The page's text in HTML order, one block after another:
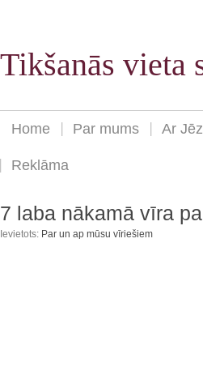
Tikšanās vieta
Home Par mums Ar
Reklāma
7 laba nākamā vīra
Ievietots: Par un ap mūsu vīriešiem